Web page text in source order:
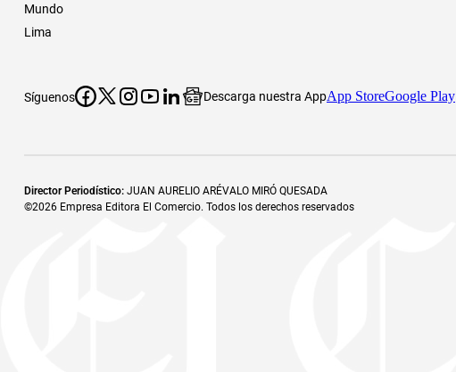
Mundo
Lima
Síguenos Descarga nuestra AppApp StoreGoogle Play
Director Periodístico: JUAN AURELIO ARÉVALO MIRÓ QUESADA
©2026 Empresa Editora El Comercio. Todos los derechos reservados